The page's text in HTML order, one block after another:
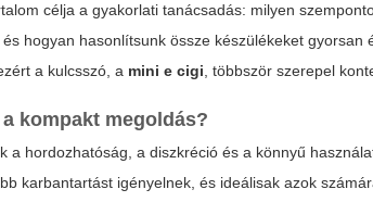
célja a gyakorlati tanácsadás: milyen
hogyan hasonlítsunk össze készülékeket
a kulcsszó, a mini e cigi , többször szerepel
kompakt megoldás?
a hordozhatóság, a diszkréció és a könnyű
karbantartást igényelnek, és ideálisak azok